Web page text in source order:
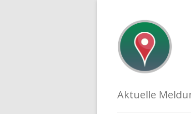
Aktuelle